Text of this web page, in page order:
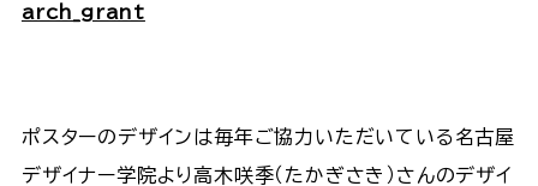
arch_grant
ポスターのデザインは毎年ご協力いただいている名古屋
デザイナー学院より高木咲季（たかぎさき）さんのデザイ